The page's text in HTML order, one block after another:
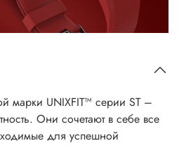
марки UNIXFIT™ серии ST –
Они сочетают в себе все
для успешной